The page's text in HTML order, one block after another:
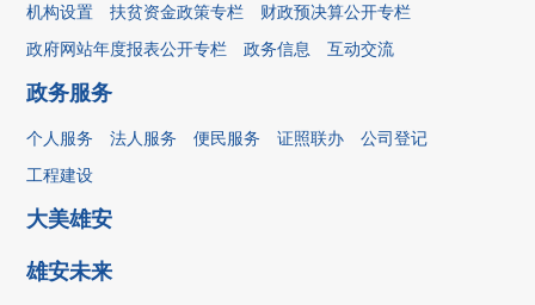
机构设置 扶贫资金政策专栏
财政预决算公开专栏
政府网站年度报表公开专栏
政务信息 互动交流
政务服务
个人服务 法人服务 便民服务 证照联办
公司登记
工程建设
大美雄安
雄安未来